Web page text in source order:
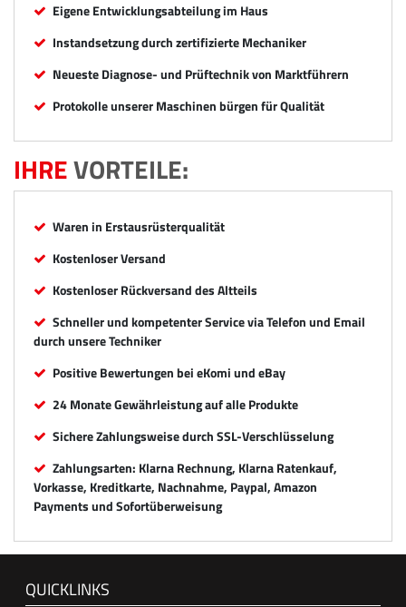
Eigene Entwicklungsabteilung im Haus
Instandsetzung durch zertifizierte Mechaniker
Neueste Diagnose- und Prüftechnik von Marktführern
Protokolle unserer Maschinen bürgen für Qualität
IHREVORTEILE:
Waren in Erstausrüsterqualität
Kostenloser Versand
Kostenloser Rückversand des Altteils
Schneller und kompetenter Service via Telefon und Email
durch unsere Techniker
Positive Bewertungen bei eKomi und eBay
24 Monate Gewährleistung auf alle Produkte
Sichere Zahlungsweise durch SSL-Verschlüsselung
Zahlungsarten: Klarna Rechnung, Klarna Ratenkauf,
Vorkasse, Kreditkarte, Nachnahme, Paypal, Amazon
Payments und Sofortüberweisung
QUICKLINKS